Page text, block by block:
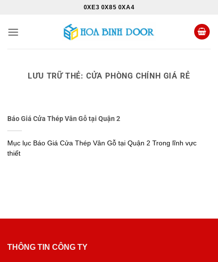
nội
0XE3 0X85 0XA4
LƯU TRỮ THẺ: CỬA PHÒNG CHÍNH GIÁ RẺ
Báo Giá Cửa Thép Vân Gỗ tại Quận 2
Mục lục Báo Giá Cửa Thép Vân Gỗ tại Quận 2 Trong lĩnh vực
thiết
THÔNG TIN CÔNG TY